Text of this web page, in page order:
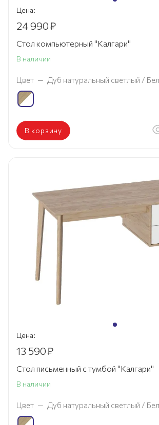
Цена:
24 990₽
Стол компьютерный "Калгари"
В наличии
Цвет — Дуб натуральный светлый /
В корзину
Цена:
13 590₽
Стол письменный с тумбой "Калгари"
В наличии
Цвет — Дуб натуральный светлый /